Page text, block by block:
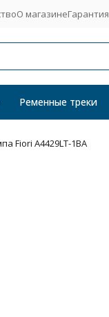
О магазинеГарантия
Ременные треки
Fiori A4429LT-1BA